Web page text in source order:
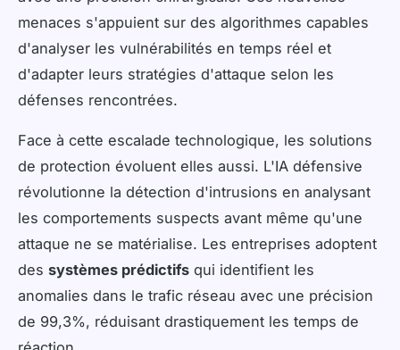
menaces s'appuient sur des algorithmes capables
d'analyser les vulnérabilités en temps réel et
d'adapter leurs stratégies d'attaque selon les
défenses rencontrées.
Face à cette escalade technologique, les solutions
de protection évoluent elles aussi. L'IA défensive
révolutionne la détection d'intrusions en analysant
les comportements suspects avant même qu'une
attaque ne se matérialise. Les entreprises adoptent
des systèmes prédictifs qui identifient les
anomalies dans le trafic réseau avec une précision
de 99,3%, réduisant drastiquement les temps de